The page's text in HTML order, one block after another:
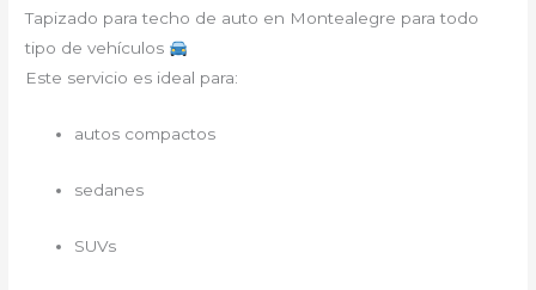
Tapizado para techo de auto en Montealegre para todo
tipo de vehículos
Este servicio es ideal para:
autos compactos
sedanes
SUVs